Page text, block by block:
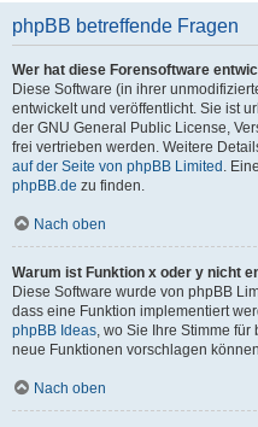
phpBB betreffende Fragen
Wer hat diese Forensoftware
Diese Software (in ihrer
entwickelt und veröffentlicht. Sie ist
der GNU General Public License,
frei vertrieben werden. Weitere
auf der Seite von phpBB Limited .
phpBB.de zu finden.
Nach oben
Warum ist Funktion x oder y nicht
Diese Software wurde von phpBB
dass eine Funktion implementiert
phpBB Ideas, wo Sie Ihre Stimme
neue Funktionen vorschlagen
Nach oben